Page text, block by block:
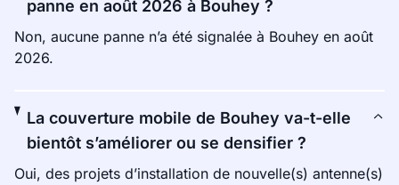
panne en août 2026 à Bouhey ?
Non, aucune panne n’a été signalée à Bouhey en août
2026.
La couverture mobile de Bouhey va-t-elle
bientôt s’améliorer ou se densifier ?
Oui, des projets d’installation de nouvelle(s) antenne(s)